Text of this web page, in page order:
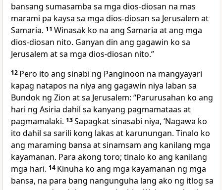
bansang sumasamba sa mga dios-diosan na mas
marami pa kaysa sa mga dios-diosan sa Jerusalem at
Samaria. 11 Winasak ko na ang Samaria at ang mga
dios-diosan nito. Ganyan din ang gagawin ko sa
Jerusalem at sa mga dios-diosan nito.”
12 Pero ito ang sinabi ng Panginoon na mangyayari
kapag natapos na niya ang gagawin niya laban sa
Bundok ng Zion at sa Jerusalem: “Parurusahan ko ang
hari ng Asiria dahil sa kanyang pagmamataas at
pagmamalaki. 13Sapagkat sinasabi niya, ‘Nagawa ko
ito dahil sa sarili kong lakas at karunungan. Tinalo ko
ang maraming bansa at sinamsam ang kanilang mga
kayamanan. Para akong toro; tinalo ko ang kanilang
mga hari. 14 Kinuha ko ang mga kayamanan ng mga
bansa, na para bang nangunguha lang ako ng itlog sa